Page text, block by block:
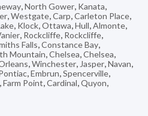
,North Gower, Kanata,
,Westgate,Carp,Carleton Place,
, Klock,Ottawa,Hull,Almonte,
, Rockcliffe, Rockcliffe,
Falls,Constance Bay,
Mountain,Chelsea,Chelsea,
,Winchester, Jasper,Navan,
,Embrun,Spencerville,
,Farm Point,Cardinal,Quyon,